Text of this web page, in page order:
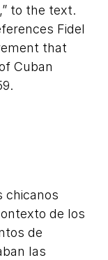
to the text.
Fidel
that
Cuban
chicanos
de los
de
las